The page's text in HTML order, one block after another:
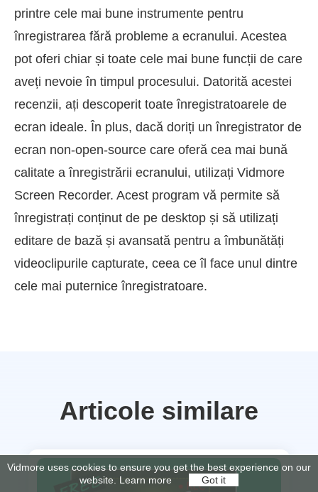
printre cele mai bune instrumente pentru
înregistrarea fără probleme a ecranului. Acestea
pot oferi chiar și toate cele mai bune funcții de care
aveți nevoie în timpul procesului. Datorită acestei
recenzii, ați descoperit toate înregistratoarele de
ecran ideale. În plus, dacă doriți un înregistrator de
ecran non-open-source care oferă cea mai bună
calitate a înregistrării ecranului, utilizați Vidmore
Screen Recorder. Acest program vă permite să
înregistrați conținut de pe desktop și să utilizați
editare de bază și avansată pentru a îmbunătăți
videoclipurile capturate, ceea ce îl face unul dintre
cele mai puternice înregistratoare.
Articole similare
Vidmore uses cookies to ensure you get the best experience on our
website. Learn more Got it